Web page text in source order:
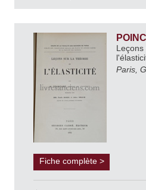
Leçons
Paris,
Fiche complète >